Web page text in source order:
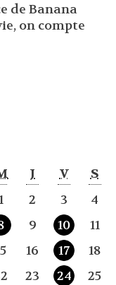
de Banana
on compte
J V
S
2 3
4
9 10
11
16 17
18
23 24
25